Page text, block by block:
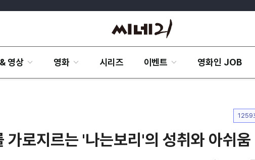
영상 영화 시리즈 이벤트 영화인 JOB
1259
가로지르는 '나는보리'의 성취와 아쉬움